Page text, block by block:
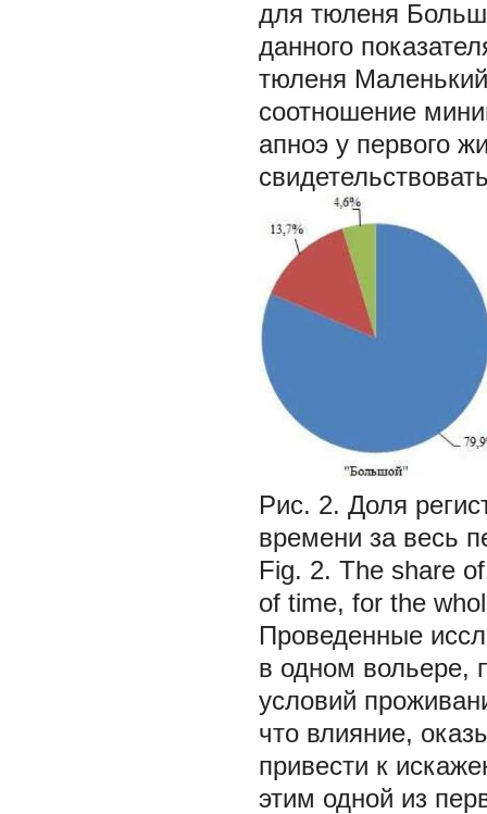
для тюленя
данного
тюленя
соотношение
апноэ у первого
Рис. 2. Доля
времени за весь
Fig. 2. The share
of time, for the
Проведенные
в одном вольере,
условий
что влияние,
привести к
этим одной из